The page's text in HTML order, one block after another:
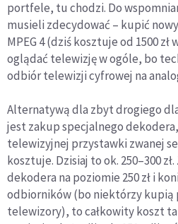
portfele, tu chodzi. Do
musieli zdecydować – kupić
MPEG 4 (dziś kosztuje od 1500
oglądać telewizję w ogóle, bo
odbiór telewizji cyfrowej na
Alternatywą dla zbyt drogiego
jest zakup specjalnego
telewizyjnej przystawki zwanej
kosztuje. Dzisiaj to ok. 250–300
dekodera na poziomie 250 zł i
odbiorników (bo niektórzy kupią
telewizory), to całkowity koszt